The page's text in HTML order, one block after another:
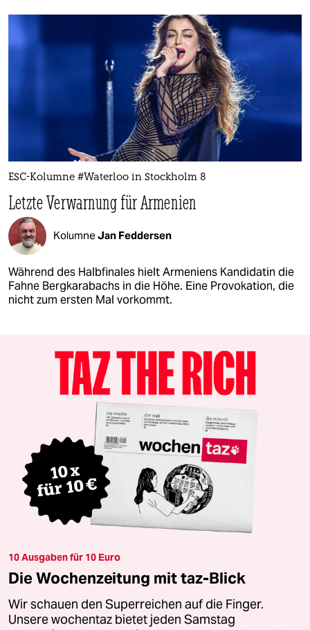
ESC-Kolumne #Waterloo in Stockholm 8
Letzte Verwarnung für Armenien
KolumneJan Feddersen
Während des Halbfinales hielt Armeniens Kandidatin die
Fahne Bergkarabachs in die Höhe. Eine Provokation, die
nicht zum ersten Mal vorkommt.
10 Ausgaben für 10 Euro
Die Wochenzeitung mit taz-Blick
Wir schauen den Superreichen auf die Finger.
Unsere wochentaz bietet jeden Samstag